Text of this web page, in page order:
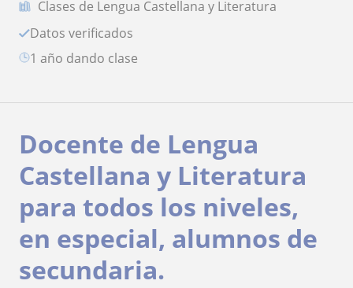
Clases de Lengua Castellana y Literatura
Datos verificados
1 año dando clase
Docente de Lengua
Castellana y Literatura
para todos los niveles,
en especial, alumnos de
secundaria.